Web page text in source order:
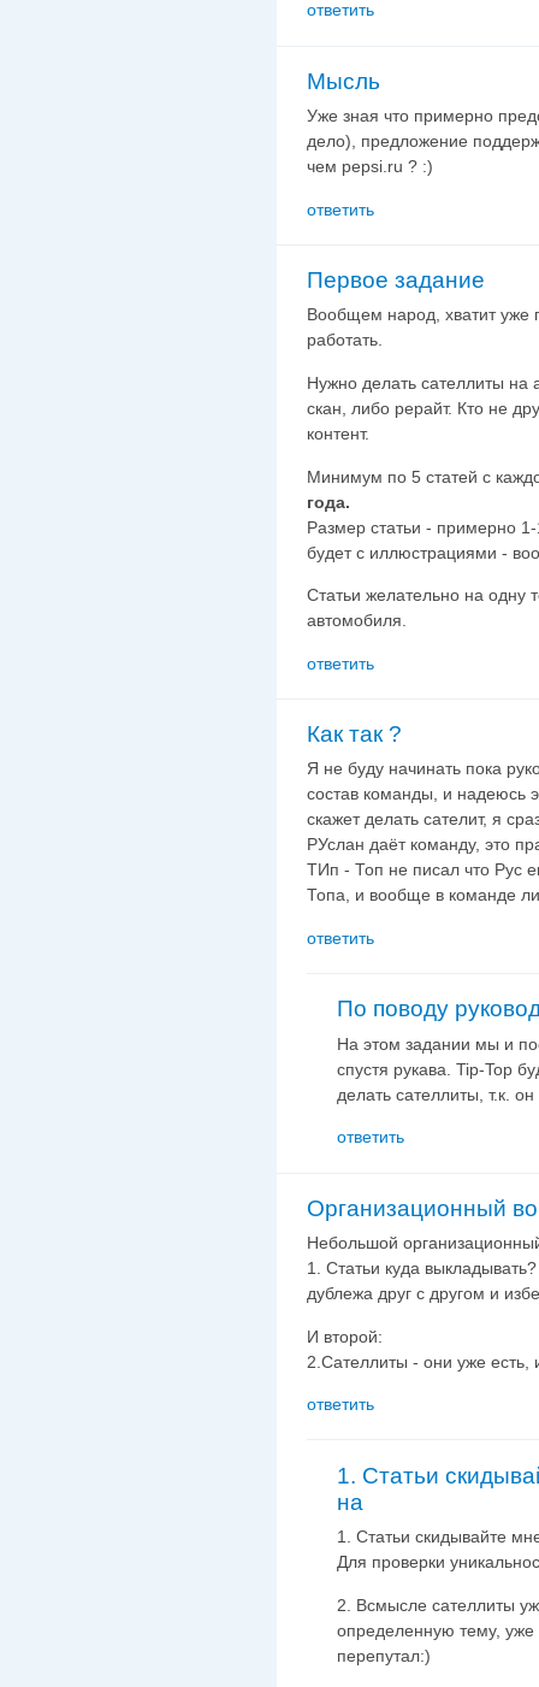
ответить
Мысль
Уже зная что примерно
дело), предложение
чем pepsi.ru ? :)
ответить
Первое задание
Вообщем народ, хватит уже
работать.
Нужно делать сателлиты на
скан, либо рерайт. Кто не
контент.
Минимум по 5 статей с
года.
Размер статьи - примерно
будет с иллюстрациями -
Статьи желательно на одну
автомобиля.
ответить
Как так ?
Я не буду начинать пока
состав команды, и надеюсь
скажет делать сателит, я
РУслан даёт команду, это
ТИп - Топ не писал что Рус
Топа, и вообще в команде
ответить
По поводу
На этом задании мы и
спустя рукава. Tip-Top
делать сателлиты, т.к.
ответить
Организационный
Небольшой
1. Статьи куда
дублежа друг с другом и
И второй:
2.Сателлиты - они уже есть,
ответить
1. Статьи
на
1. Статьи скидывайте
Для проверки
2. Всмысле сателлиты
определенную тему, уже
перепутал:)